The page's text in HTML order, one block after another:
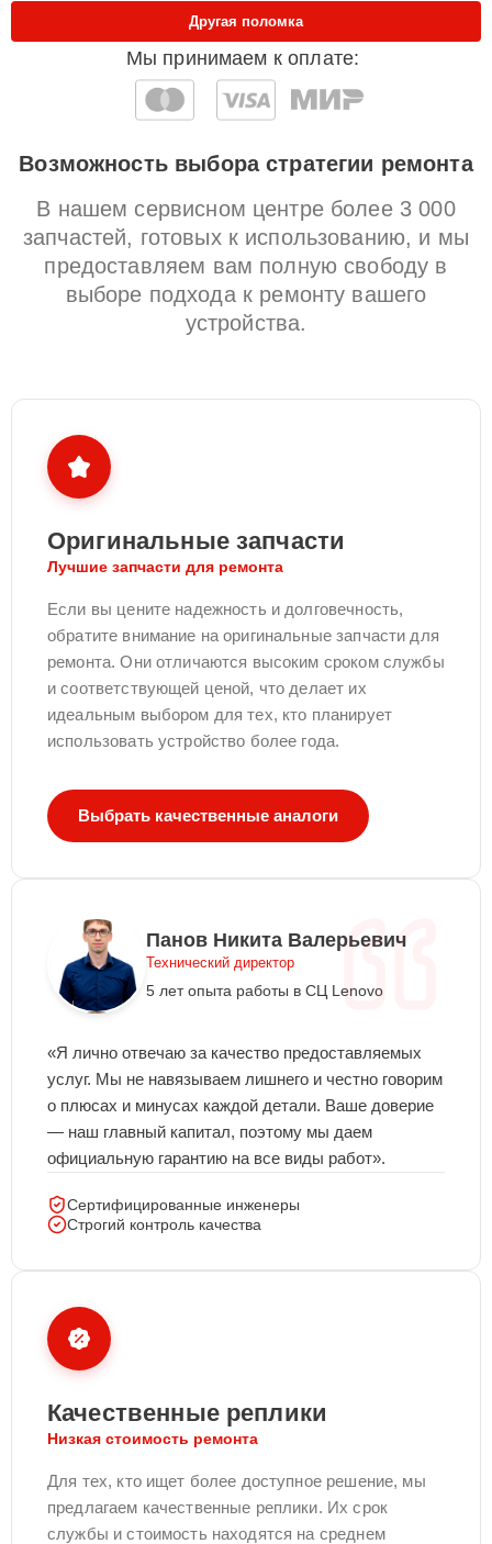
Мы принимаем к оплате:
Другая поломка
Возможность выбора стратегии ремонта
В нашем сервисном центре более 3 000
запчастей, готовых к использованию, и мы
предоставляем вам полную свободу в
выборе подхода к ремонту вашего
устройства.
Оригинальные запчасти
Лучшие запчасти для ремонта
Если вы цените надежность и долговечность,
обратите внимание на оригинальные запчасти для
ремонта. Они отличаются высоким сроком службы
и соответствующей ценой, что делает их
идеальным выбором для тех, кто планирует
использовать устройство более года.
Выбрать качественные аналоги
Панов Никита Валерьевич
Технический директор
5 лет опыта работы в СЦ Lenovo
«Я лично отвечаю за качество предоставляемых
услуг. Мы не навязываем лишнего и честно говорим
о плюсах и минусах каждой детали. Ваше доверие
— наш главный капитал, поэтому мы даем
официальную гарантию на все виды работ».
Сертифицированные инженеры
Строгий контроль качества
Качественные реплики
Низкая стоимость ремонта
Для тех, кто ищет более доступное решение, мы
предлагаем качественные реплики. Их срок
службы и стоимость находятся на среднем